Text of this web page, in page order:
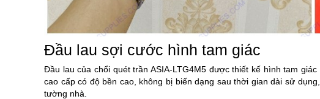
Đầu lau sợi cước hình tam giác
Đầu lau của chổi quét trần ASIA-LTG4M5 được thiết kế hình tam
cao cấp có độ bền cao, không bị biến dạng sau thời gian dài sử
tường nhà.